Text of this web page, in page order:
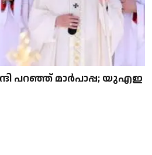
പറഞ്ഞ് മാർപാപ്പ; യുഎഇ